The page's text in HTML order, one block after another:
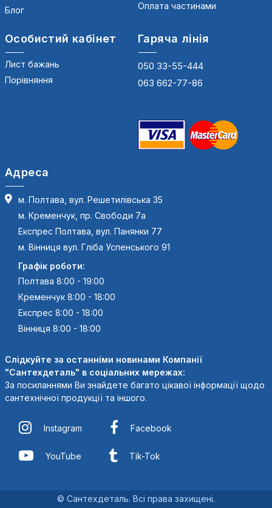
Блог
Оплата частинами
Особистий кабінет
Лист бажань
Порівняння
Гаряча лінія
050 33-55-444
063 662-77-86
Адреса
м. Полтава, вул. Решетилівська 35
м. Кременчук, пр. Свободи 7а
Експрес Полтава, вул. Панянки 77
м. Вінниця вул. Гліба Успенського 91
Графік роботи:
Полтава 8:00 - 19:00
Кременчук 8:00 - 18:00
Експрес 8:00 - 18:00
Вінниця 8:00 - 18:00
Слідкуйте за останніми новинами Компанії
"Сантехдеталь" в соціальних мережах:
За посиланнями Ви знайдете багато цікавої інформації щодо
сантехнічної продукції та іншого.
Instagram Facebook
YouTube Tik-Tok
© Сантехдеталь. Всі права захищені.